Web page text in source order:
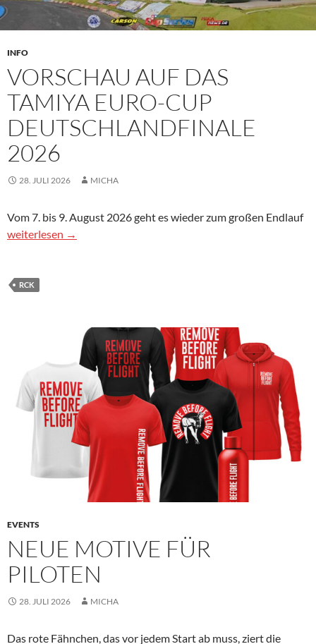
INFO
VORSCHAU AUF DAS
TAMIYA EURO-CUP
DEUTSCHLANDFINALE
2026
28. JULI 2026 MICHA
Vom 7. bis 9. August 2026 geht es wieder zum großen Endlauf
Vorschau auf das Tamiya Euro-Cup Deutschlandfinale 2026
weiterlesen →
RCK
EVENTS
NEUE MOTIVE FÜR
PILOTEN
28. JULI 2026 MICHA
Das rote Fähnchen, das vor jedem Start ab muss, ziert die